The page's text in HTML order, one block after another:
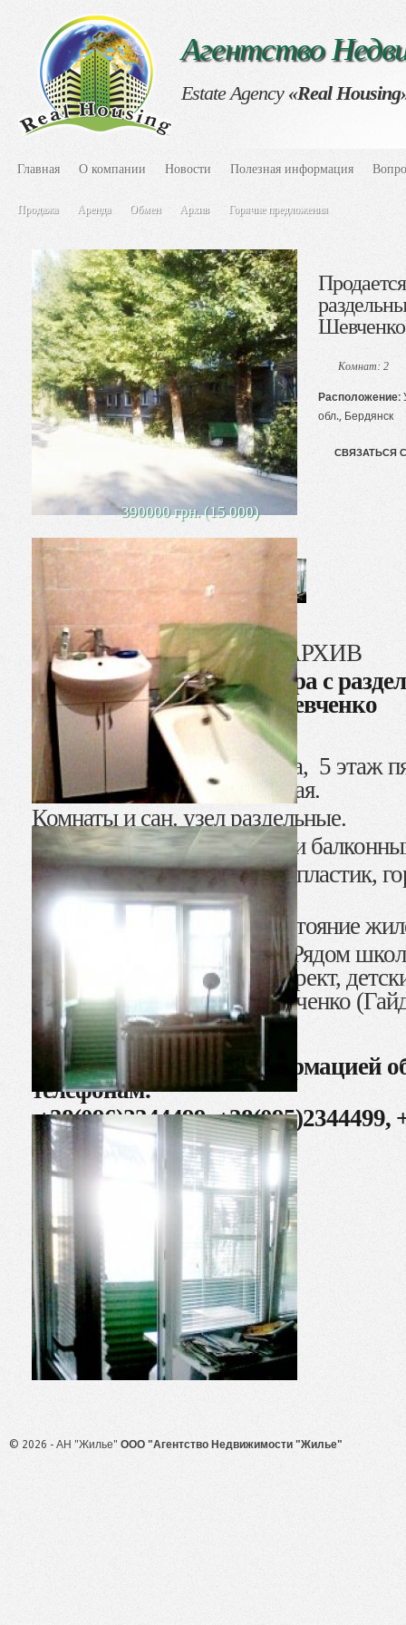
Агентство
Estate Agency «Real
Главная О компании Новости Полезная информация
Продажа Аренда Обмен Архив Горячие предложения
390000 грн. (15 000)
Шевченко
Комнат: 2
Расположение:
обл., Бердянск
СВЯЗАТЬСЯ
АРХИВ
Продается 2-к. квартира с
Шевченко
Продается 2-комн. квартира, 5 этаж
кирпичного дома. Не угловая.
Комнаты и сан. узел раздельные.
Металлопластиковые окна и
Водопровод и канализация пластик,
бойлера
Окна выходят во двор. Состояние
Развитая инфраструктура. Рядом
остановки, рынок, супермарект,
прогулочная зона б-ра Шевченко
Стоимость: 15 000 $
За более детальной информацией
телефонам:
+38(096)2344499, +38(095)2344499,
АН «Жильё», Сусанна
© 2026 - АН "Жилье" ООО "Агентство Недвижимости "Жилье"